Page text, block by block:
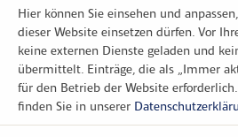
Hier können Sie einsehen und
dieser Website einsetzen dürfen. Vor
keine externen Dienste geladen und
übermittelt. Einträge, die als „Immer
für den Betrieb der Website erforderlich.
finden Sie in unserer